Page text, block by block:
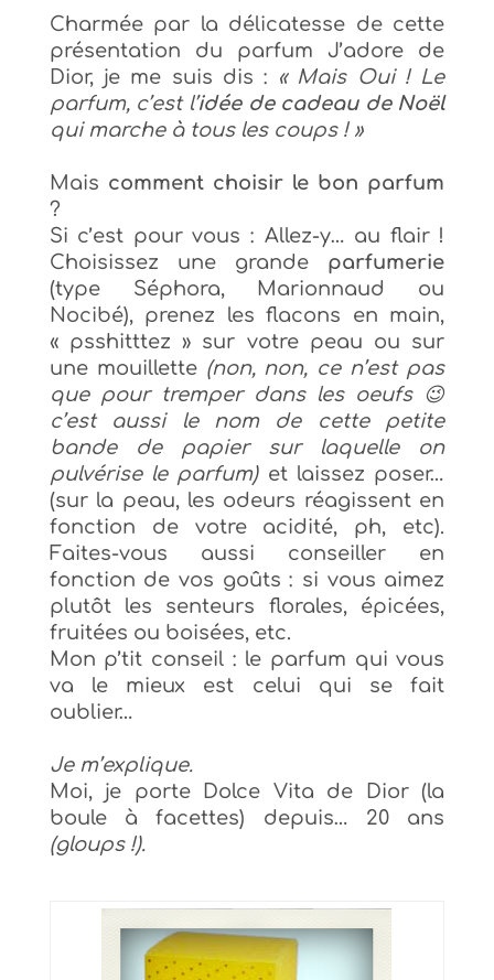
Charmée par la délicatesse de cette
présentation du parfum J’adore de
Dior, je me suis dis : « Mais Oui ! Le
parfum, c’est l’idée de cadeau de Noël
qui marche à tous les coups ! »
Mais comment choisir le bon parfum
?
Si c’est pour vous : Allez-y… au flair !
Choisissez une grande parfumerie
(type Séphora, Marionnaud ou
Nocibé), prenez les flacons en main,
« psshitttez » sur votre peau ou sur
une mouillette (non, non, ce n’est pas
que pour tremper dans les oeufs 😉
c’est aussi le nom de cette petite
bande de papier sur laquelle on
pulvérise le parfum)et laissez poser…
(sur la peau, les odeurs réagissent en
fonction de votre acidité, ph, etc).
Faites-vous aussi conseiller en
fonction de vos goûts : si vous aimez
plutôt les senteurs florales, épicées,
fruitées ou boisées, etc.
Mon p’tit conseil : le parfum qui vous
va le mieux est celui qui se fait
oublier…
Je m’explique.
Moi, je porte Dolce Vita de Dior (la
boule à facettes) depuis… 20 ans
(gloups !).